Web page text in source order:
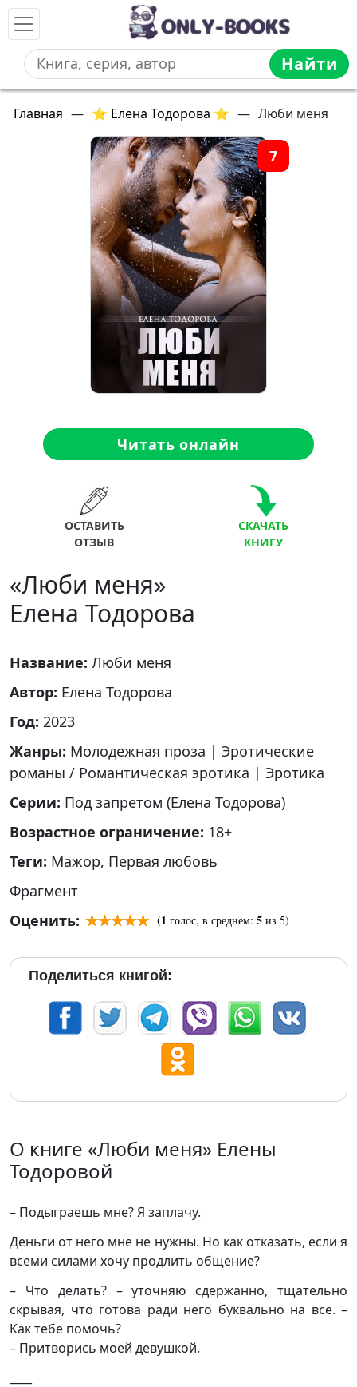
Найти
Главная — ⭐ Елена Тодорова ⭐ — Люби меня
7
Читать онлайн
ОСТАВИТЬ
ОТЗЫВ
СКАЧАТЬ
КНИГУ
«Люби меня»
Елена Тодорова
Название: Люби меня
Автор: Елена Тодорова
Год: 2023
Жанры: Молодежная проза | Эротические
романы / Романтическая эротика | Эротика
Серии: Под запретом (Елена Тодорова)
Возрастное ограничение: 18+
Теги: Мажор, Первая любовь
Фрагмент
Оценить:
(1 голос, в среднем: 5 из 5)
Поделиться книгой:
О книге «Люби меня» Елены
Тодоровой
– Подыграешь мне? Я заплачу.
Деньги от него мне не нужны. Но как отказать, если я
всеми силами хочу продлить общение?
– Что делать? – уточняю сдержанно, тщательно
скрывая, что готова ради него буквально на все. –
Как тебе помочь?
– Притворись моей девушкой.